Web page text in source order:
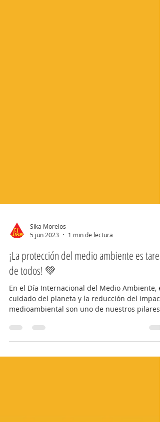
5 jun 2023
1 min de lectura
¡La protección del medio ambiente es tarea
de todos! 💚
En el Día Internacional del Medio Ambiente, el
medioambiental son uno de nuestros